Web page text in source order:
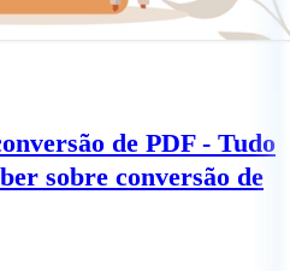
de PDF - Tudo
sobre conversão de